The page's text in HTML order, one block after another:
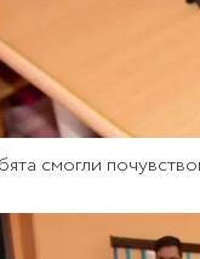
смогли